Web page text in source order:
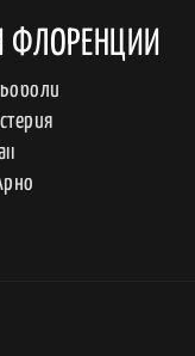
ФЛОРЕНЦИИ